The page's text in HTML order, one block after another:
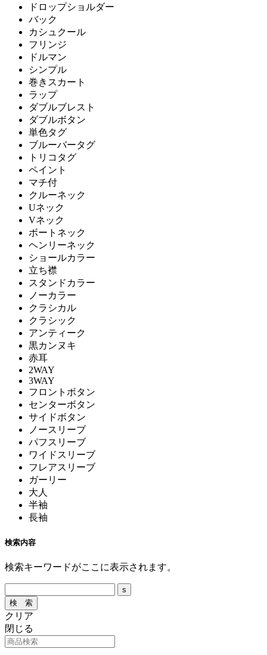
ドロップショルダー
バック
カシュクール
フリンジ
ドルマン
シンプル
巻きスカート
ラップ
ダブルブレスト
ダブルボタン
単色タグ
ブルーバータグ
トリコタグ
ペイント
マチ付
クルーネック
Uネック
Vネック
ボートネック
ヘンリーネック
ショールカラー
立ち襟
スタンドカラー
ノーカラー
クラシカル
クラシック
アンティーク
黒カンヌキ
赤耳
2WAY
3WAY
フロントボタン
センターボタン
サイドボタン
ノースリーブ
パフスリーブ
ワイドスリーブ
フレアスリーブ
ガーリー
大人
半袖
長袖
検索内容
検索キーワードがここに表示されます。
クリア
閉じる